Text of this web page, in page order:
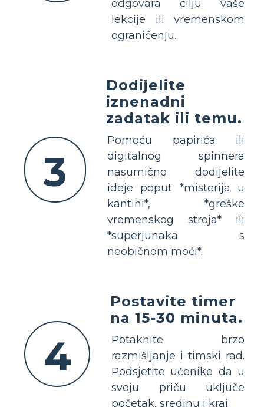
odgovara cilju vaše
lekcije ili vremenskom
ograničenju.
3
Dodijelite
iznenadni
zadatak ili temu.
Pomoću papirića ili
digitalnog spinnera
nasumično dodijelite
ideje poput *misterija u
kantini*, *greške
vremenskog stroja* ili
*superjunaka s
neobičnom moći*.
4
Postavite timer
na 15-30 minuta.
Potaknite brzo
razmišljanje i timski rad.
Podsjetite učenike da u
svoju priču uključe
početak, sredinu i kraj.